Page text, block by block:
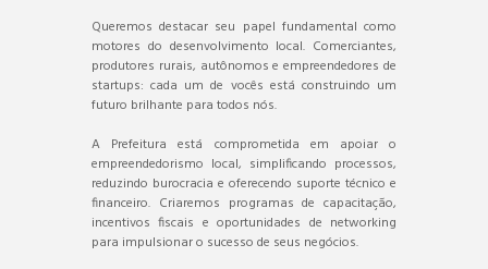
Queremos destacar seu papel fundamental como
motores do desenvolvimento local. Comerciantes,
produtores rurais, autônomos e empreendedores de
startups: cada um de vocês está construindo um
futuro brilhante para todos nós.
A Prefeitura está comprometida em apoiar o
empreendedorismo local, simplificando processos,
reduzindo burocracia e oferecendo suporte técnico e
financeiro. Criaremos programas de capacitação,
incentivos fiscais e oportunidades de networking
para impulsionar o sucesso de seus negócios.